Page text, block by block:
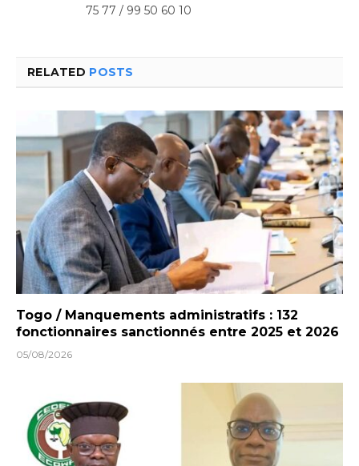
75 77 / 99 50 60 10
RELATED POSTS
Togo / Manquements administratifs : 132
fonctionnaires sanctionnés entre 2025 et 2026
05/08/2026